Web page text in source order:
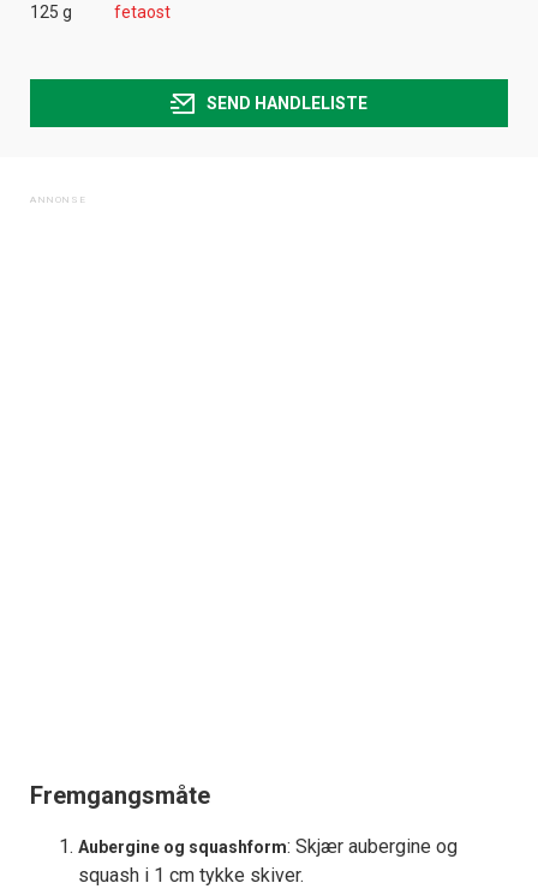
125 g
fetaost
SEND HANDLELISTE
Fremgangsmåte
Aubergine og squashform: Skjær aubergine og
squash i 1 cm tykke skiver.